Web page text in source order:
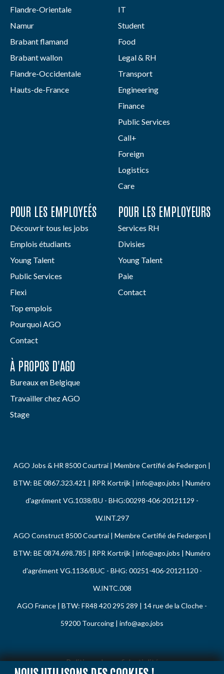
Flandre-Orientale
Namur
Brabant flamand
Brabant wallon
Flandre-Occidentale
Hauts-de-France
IT
Student
Food
Legal & RH
Transport
Engineering
Finance
Public Services
Call+
Foreign
Logistics
Care
POUR LES EMPLOYEÉS
Découvrir tous les jobs
Emplois étudiants
Young Talent
Public Services
Flexi
Top emplois
Pourquoi AGO
Contact
POUR LES EMPLOYEURS
Services RH
Divisies
Young Talent
Paie
Contact
À PROPOS D'AGO
Bureaux en Belgique
Travailler chez AGO
Stage
AGO Jobs & HR 8500 Courtrai | Membre Certifié de Federgon |
BTW: BE 0867.323.421 | RPR Kortrijk | info@ago.jobs | Numéro
d'agrément VG.1038/BU - BHG:00298-406-20121129 -
W.INT.297
AGO Construct 8500 Courtrai | Membre Certifié de Federgon |
BTW: BE 0874.698.785 | RPR Kortrijk | info@ago.jobs | Numéro
d'agrément VG.1136/BUC - BHG: 00251-406-20121120 -
W.INTC.008
AGO France | BTW: FR48 420 295 289 | 14 rue de la Cloche -
59200 Tourcoing | info@ago.jobs
Politique de confidentialité